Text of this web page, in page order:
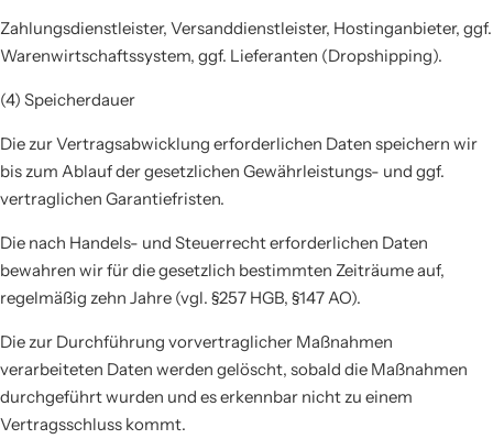
Zahlungsdienstleister, Versanddienstleister, Hostinganbieter, ggf.
Warenwirtschaftssystem, ggf. Lieferanten (Dropshipping).
(4) Speicherdauer
Die zur Vertragsabwicklung erforderlichen Daten speichern wir
bis zum Ablauf der gesetzlichen Gewährleistungs- und ggf.
vertraglichen Garantiefristen.
Die nach Handels- und Steuerrecht erforderlichen Daten
bewahren wir für die gesetzlich bestimmten Zeiträume auf,
regelmäßig zehn Jahre (vgl. §257 HGB, §147 AO).
Die zur Durchführung vorvertraglicher Maßnahmen
verarbeiteten Daten werden gelöscht, sobald die Maßnahmen
durchgeführt wurden und es erkennbar nicht zu einem
Vertragsschluss kommt.